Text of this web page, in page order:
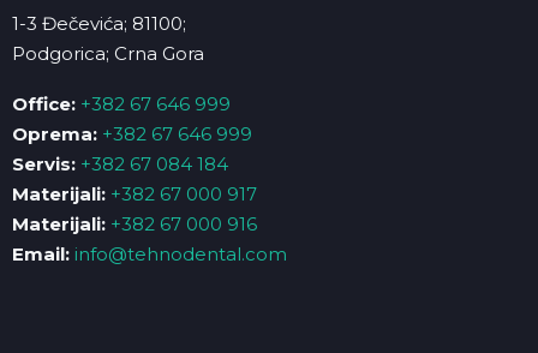
1-3 Đečevića; 81100;
Podgorica; Crna Gora
Office: +382 67 646 999
Oprema: +382 67 646 999
Servis: +382 67 084 184
Materijali: +382 67 000 917
Materijali: +382 67 000 916
Email: info@tehnodental.com